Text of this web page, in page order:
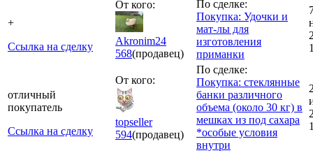
+
Ссылка на сделку
От кого:
Akronim24
568(продавец)
По сделке:
Покупка: Удочки и
мат-лы для
изготовления
приманки
отличный
покупатель
Ссылка на сделку
От кого:
topseller
594(продавец)
По сделке:
Покупка: стеклянные
банки различного
объема (около 30 кг) в
мешках из под сахара
*особые условия
внутри